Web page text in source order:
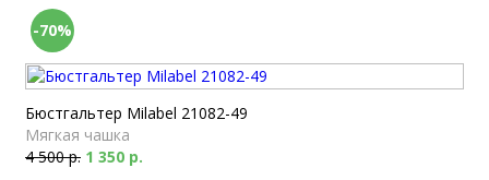
-70%
Бюстгальтер Milabel 21082-49
Мягкая чашка
4 500 р. 1 350 р.